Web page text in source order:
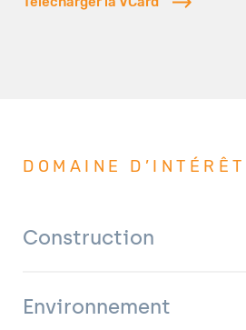
DOMAINE D’INTÉRÊT
Construction
Environnement